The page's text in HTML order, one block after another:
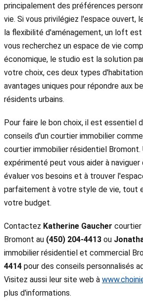
principalement des préférences
vie. Si vous privilégiez l'espace ouvert,
la flexibilité d'aménagement, un loft est
vous recherchez un espace de vie
économique, le studio est la solution
votre choix, ces deux types
avantages uniques pour répondre aux
résidents urbains.
Pour faire le bon choix, il est essentiel
conseils d'un courtier immobilier comme
courtier immobilier résidentiel Bromont.
expérimenté peut vous aider à naviguer
évaluer vos besoins et à trouver
parfaitement à votre style de vie, tout
votre budget.
Contactez Katherine Gaucher courtier
Bromont au (450) 204-4413 ou
immobilier résidentiel et commercial
4414 pour des conseils personnalisés
Visitez aussi leur site web à
plus d'informations.